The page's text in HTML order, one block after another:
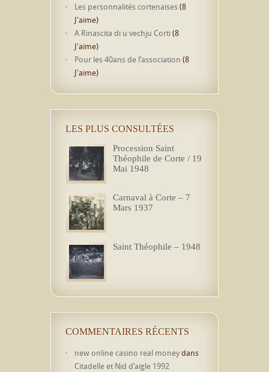
Les personnalités cortenaises (8
J'aime)
A Rinascita di u vechju Corti(8
J'aime)
Pour les 40ans de l’association (8
J'aime)
LES PLUS CONSULTÉES
Procession Saint
Théophile de Corte / 19
Mai 1948
Carnaval à Corte – 7
Mars 1937
Saint Théophile – 1948
COMMENTAIRES RÉCENTS
new online casino real moneydans
Citadelle et Nid d’aigle 1992